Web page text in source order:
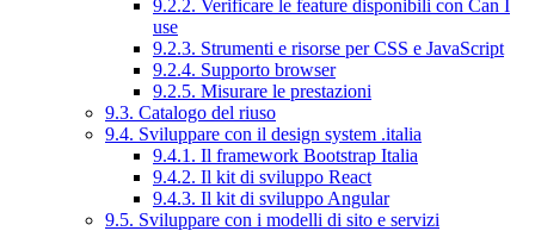
9.2.2. Verificare le feature disponibili con Can I
use
9.2.3. Strumenti e risorse per CSS e JavaScript
9.2.4. Supporto browser
9.2.5. Misurare le prestazioni
9.3. Catalogo del riuso
9.4. Sviluppare con il design system .italia
9.4.1. Il framework Bootstrap Italia
9.4.2. Il kit di sviluppo React
9.4.3. Il kit di sviluppo Angular
9.5. Sviluppare con i modelli di sito e servizi